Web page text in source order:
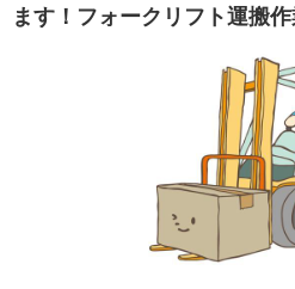
ます！フォークリフト運搬